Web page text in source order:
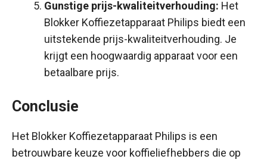
Gunstige prijs-kwaliteitverhouding: Het
Blokker Koffiezetapparaat Philips biedt een
uitstekende prijs-kwaliteitverhouding. Je
krijgt een hoogwaardig apparaat voor een
betaalbare prijs.
Conclusie
Het Blokker Koffiezetapparaat Philips is een
betrouwbare keuze voor koffieliefhebbers die op